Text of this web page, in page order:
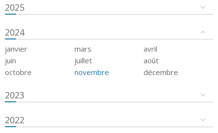
2025
2024
janvier mars
avril
juin
juillet
août
octobre
novembre décembre
2023
2022